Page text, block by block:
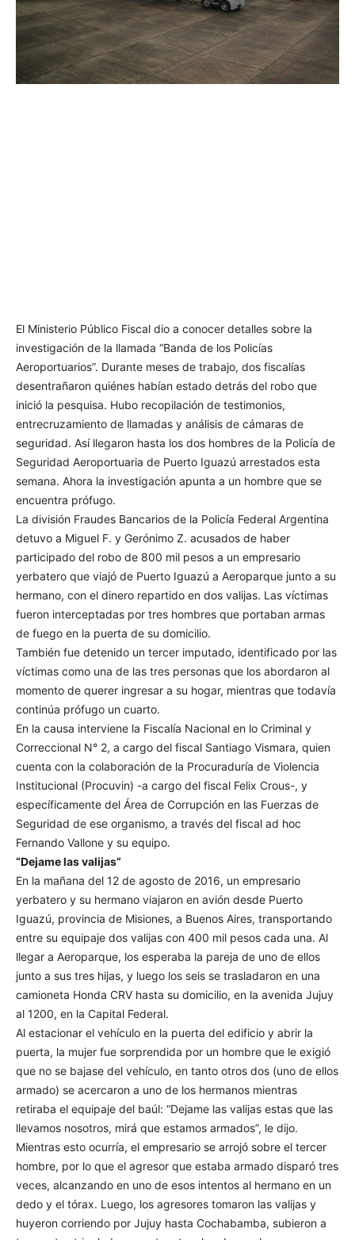
El Ministerio Público Fiscal dio a conocer detalles sobre la
investigación de la llamada “Banda de los Policías
Aeroportuarios”. Durante meses de trabajo, dos fiscalías
desentrañaron quiénes habían estado detrás del robo que
inició la pesquisa. Hubo recopilación de testimonios,
entrecruzamiento de llamadas y análisis de cámaras de
seguridad. Así llegaron hasta los dos hombres de la Policía de
Seguridad Aeroportuaria de Puerto Iguazú arrestados esta
semana. Ahora la investigación apunta a un hombre que se
encuentra prófugo.
La división Fraudes Bancarios de la Policía Federal Argentina
detuvo a Miguel F. y Gerónimo Z. acusados de haber
participado del robo de 800 mil pesos a un empresario
yerbatero que viajó de Puerto Iguazú a Aeroparque junto a su
hermano, con el dinero repartido en dos valijas. Las víctimas
fueron interceptadas por tres hombres que portaban armas
de fuego en la puerta de su domicilio.
También fue detenido un tercer imputado, identificado por las
víctimas como una de las tres personas que los abordaron al
momento de querer ingresar a su hogar, mientras que todavía
continúa prófugo un cuarto.
En la causa interviene la Fiscalía Nacional en lo Criminal y
Correccional N° 2, a cargo del fiscal Santiago Vismara, quien
cuenta con la colaboración de la Procuraduría de Violencia
Institucional (Procuvin) -a cargo del fiscal Felix Crous-, y
específicamente del Área de Corrupción en las Fuerzas de
Seguridad de ese organismo, a través del fiscal ad hoc
Fernando Vallone y su equipo.
“Dejame las valijas”
En la mañana del 12 de agosto de 2016, un empresario
yerbatero y su hermano viajaron en avión desde Puerto
Iguazú, provincia de Misiones, a Buenos Aires, transportando
entre su equipaje dos valijas con 400 mil pesos cada una. Al
llegar a Aeroparque, los esperaba la pareja de uno de ellos
junto a sus tres hijas, y luego los seis se trasladaron en una
camioneta Honda CRV hasta su domicilio, en la avenida Jujuy
al 1200, en la Capital Federal.
Al estacionar el vehículo en la puerta del edificio y abrir la
puerta, la mujer fue sorprendida por un hombre que le exigió
que no se bajase del vehículo, en tanto otros dos (uno de ellos
armado) se acercaron a uno de los hermanos mientras
retiraba el equipaje del baúl: “Dejame las valijas estas que las
llevamos nosotros, mirá que estamos armados”, le dijo.
Mientras esto ocurría, el empresario se arrojó sobre el tercer
hombre, por lo que el agresor que estaba armado disparó tres
veces, alcanzando en uno de esos intentos al hermano en un
dedo y el tórax. Luego, los agresores tomaron las valijas y
huyeron corriendo por Jujuy hasta Cochabamba, subieron a